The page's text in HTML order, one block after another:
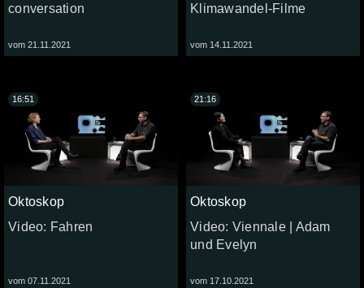
conversation
vom 21.11.2021
Klimawandel-Filme
vom 14.11.2021
Oktoskop
Video: Fahren
vom 07.11.2021
16:51
Oktoskop
Video: Viennale | Adam
und Evelyn
vom 17.10.2021
21:16